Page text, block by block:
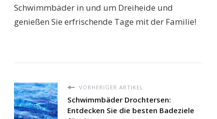
Schwimmbäder in und um Dreiheide und
genießen Sie erfrischende Tage mit der Familie!
VORHERIGER ARTIKEL
Schwimmbäder Drochtersen:
Entdecken Sie die besten Badeziele